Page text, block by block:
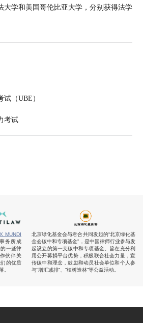
大学和美国哥伦比亚大学，分别获得法学
（UBE）
考试
MUNDI
务所成
一些律
伙伴关
的优质
。
北京绿化基金会与君合共同发起的“北京绿化基
金会碳中和专项基金”，是中国律师行业参与发
起设立的第一支碳中和专项基金。旨在充分利
用公开募捐平台优势，积极联合社会力量，宣
传碳中和理念，鼓励和动员社会单位和个人参
与“增汇减排”、“植树造林”等公益活动。